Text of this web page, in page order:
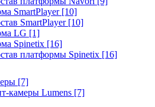
SmartPlayer [10]
SmartPlayer [10]
LG [1]
Spinetix [16]
платформы Spinetix [16]
[7]
камеры Lumens [7]